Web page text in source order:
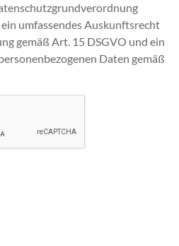
umfassendes Auskunftsrecht
gemäß Art. 15 DSGVO und ein
Daten gemäß